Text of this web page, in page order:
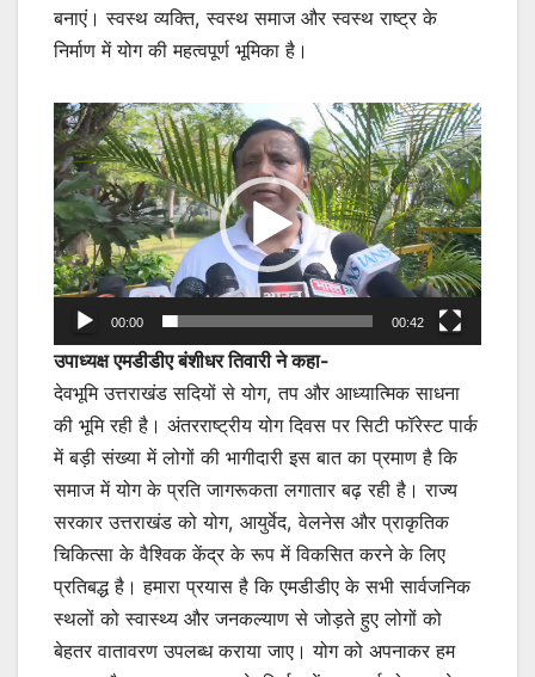
बनाएं। स्वस्थ व्यक्ति, स्वस्थ समाज और स्वस्थ राष्ट्र के
निर्माण में योग की महत्वपूर्ण भूमिका है।
Video
Player
00:00 00:42
उपाध्यक्ष एमडीडीए बंशीधर तिवारी ने कहा-
देवभूमि उत्तराखंड सदियों से योग, तप और आध्यात्मिक साधना
की भूमि रही है। अंतरराष्ट्रीय योग दिवस पर सिटी फॉरेस्ट पार्क
में बड़ी संख्या में लोगों की भागीदारी इस बात का प्रमाण है कि
समाज में योग के प्रति जागरूकता लगातार बढ़ रही है। राज्य
सरकार उत्तराखंड को योग, आयुर्वेद, वेलनेस और प्राकृतिक
चिकित्सा के वैश्विक केंद्र के रूप में विकसित करने के लिए
प्रतिबद्ध है। हमारा प्रयास है कि एमडीडीए के सभी सार्वजनिक
स्थलों को स्वास्थ्य और जनकल्याण से जोड़ते हुए लोगों को
बेहतर वातावरण उपलब्ध कराया जाए। योग को अपनाकर हम